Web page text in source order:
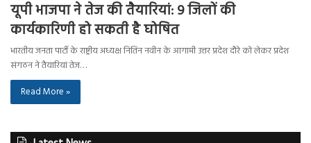
यूपी भाजपा ने तेज की तैयारियां: 9 जिलों की
कार्यकारिणी हो सकती है घोषित
भारतीय जनता पार्टी के राष्ट्रीय अध्यक्ष नितिन नवीन के आगामी उत्तर प्रदेश दौरे को लेकर प्रदेश
संगठन ने तैयारियां तेज…
Read More »